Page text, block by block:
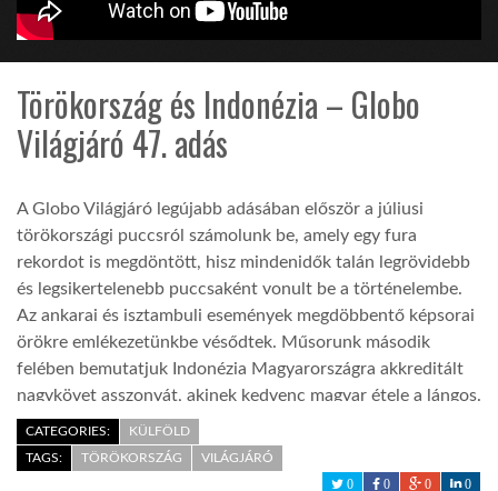
KÖZEL-KELET
AUSZTRÁLIA
MÉDIA
GLOBOTV BP
HÍR3D
Törökország és Indonézia – Globo
Világjáró 47. adás
A Globo Világjáró legújabb adásában először a júliusi
törökországi puccsról számolunk be, amely egy fura
rekordot is megdöntött, hisz mindenidők talán legrövidebb
és legsikertelenebb puccsaként vonult be a történelembe.
Az ankarai és isztambuli események megdöbbentő képsorai
örökre emlékezetünkbe vésődtek. Műsorunk második
felében bemutatjuk Indonézia Magyarországra akkreditált
nagykövet asszonyát, akinek kedvenc magyar étele a lángos.
Magyarország egy diplomata szemével, avagy a délkelet-
ázsiai ország és hazánk több évtizedes kapcsolata miként
hat ki a mára és a jövőre.
CATEGORIES:
KÜLFÖLD
TAGS:
TÖRÖKORSZÁG
VILÁGJÁRÓ
0
0 0 0